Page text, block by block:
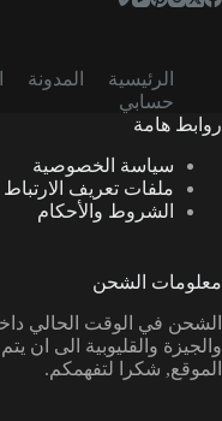
الرئيسية المدونة
حسابي
روابط هامة
سياسة الخصوصية
ملفات تعريف الارتباط
الشروط والأحكام
معلومات الشحن
الشحن في الوقت الحالي
والجيزة والقليوبية الى ان
الموقع, شكرا لتفهمكم.